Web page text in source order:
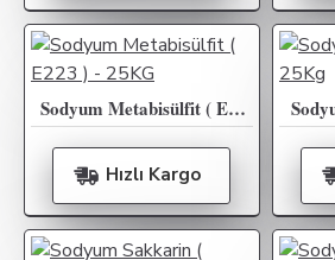
Sodyum Metabisülfit ( E223 ) - 25KG
Hızlı Kargo